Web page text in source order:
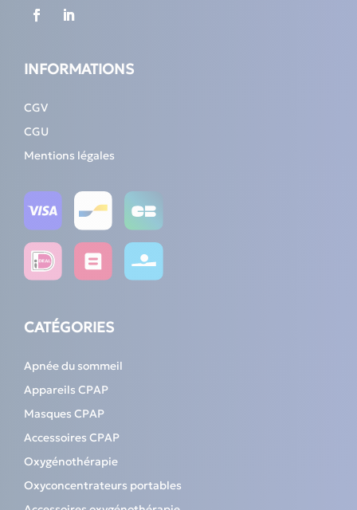
INFORMATIONS
CGV
CGU
Mentions légales
CATÉGORIES
Apnée du sommeil
Appareils CPAP
Masques CPAP
Accessoires CPAP
Oxygénothérapie
Oxyconcentrateurs portables